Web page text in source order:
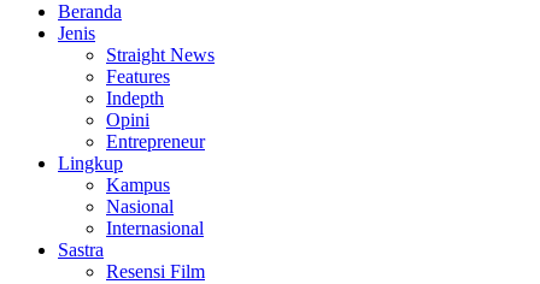
Beranda
Jenis
Straight News
Features
Indepth
Opini
Entrepreneur
Lingkup
Kampus
Nasional
Internasional
Sastra
Resensi Film